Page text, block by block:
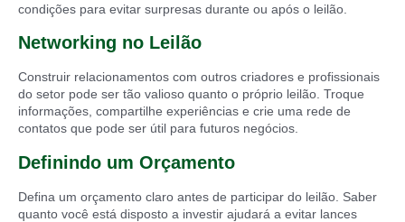
condições para evitar surpresas durante ou após o leilão.
Networking no Leilão
Construir relacionamentos com outros criadores e profissionais
do setor pode ser tão valioso quanto o próprio leilão. Troque
informações, compartilhe experiências e crie uma rede de
contatos que pode ser útil para futuros negócios.
Definindo um Orçamento
Defina um orçamento claro antes de participar do leilão. Saber
quanto você está disposto a investir ajudará a evitar lances